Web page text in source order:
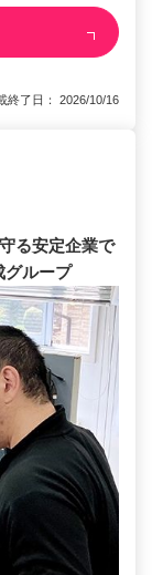
了日： 2026/10/16
る安定企業で
グループ